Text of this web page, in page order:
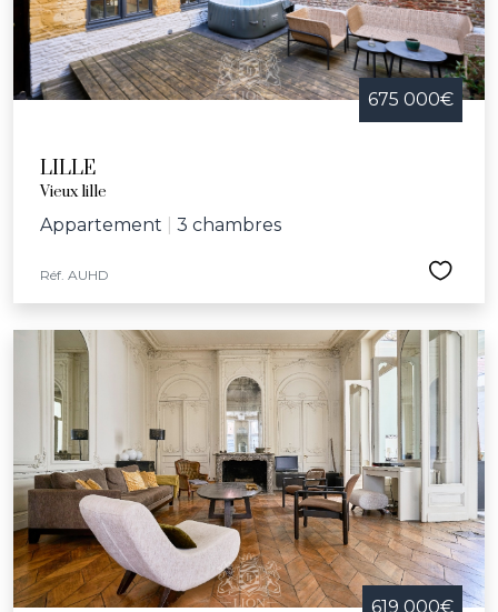
675 000€
LILLE
Vieux lille
Appartement 3 chambres
Réf. AUHD
619 000€